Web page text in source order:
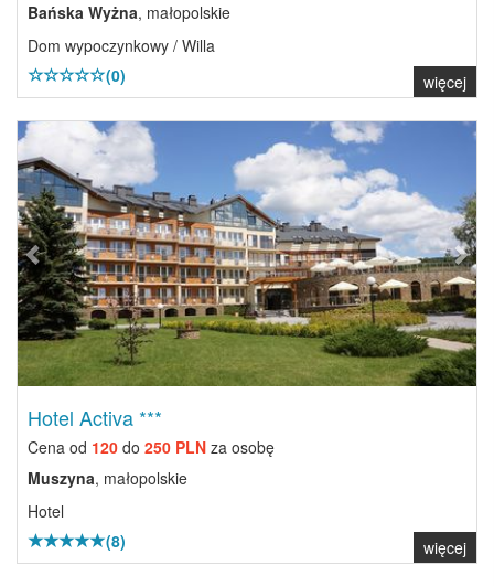
Bańska Wyżna, małopolskie
Dom wypoczynkowy / Willa
(0)
więcej
Previous Next
Hotel Activa ***
Cena od 120 do 250 PLN za osobę
Muszyna, małopolskie
Hotel
(8)
więcej